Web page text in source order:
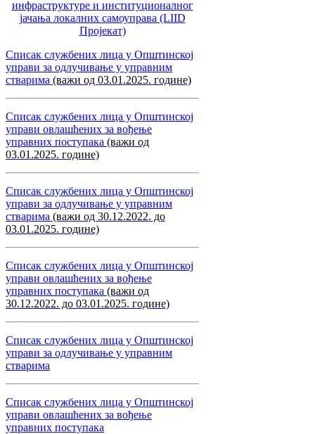
инфраструктуре и институционалног
јачања локалних самоуправa (LIID
Пројекат)
Списак службених лица у Општинској
управи за одлучивање у управним
стварима (важи од 03.01.2025. године)
Списак службених лица у Општинској
управи овлашћених за вођење
управних поступака (важи од
03.01.2025. године)
Списак службених лица у Општинској
управи за одлучивање у управним
стварима (важи од 30.12.2022. до
03.01.2025. године)
Списак службених лица у Општинској
управи овлашћених за вођење
управних поступака (важи од
30.12.2022. до 03.01.2025. године)
Списак службених лица у Општинској
управи за одлучивање у управним
стварима
Списак службених лица у Општинској
управи овлашћених за вођење
управних поступака